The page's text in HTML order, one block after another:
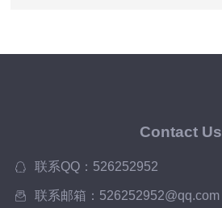
Contact Us
联系QQ：526252952
联系邮箱：526252952@qq.com